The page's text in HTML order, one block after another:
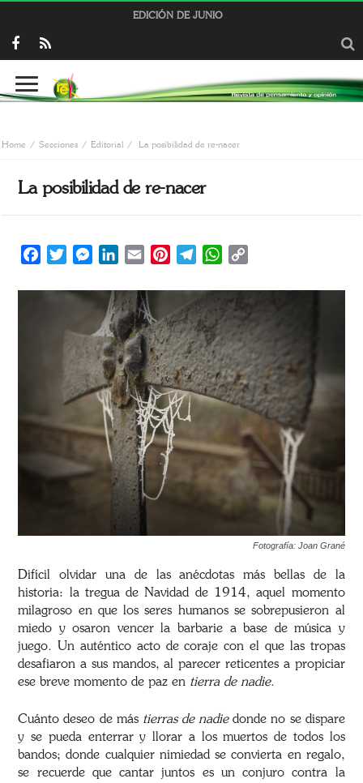
EDICIÓN DE JUNIO
Home Secciones Editorial La posibilidad de re-nacer
La posibilidad de re-nacer
FacebookTwitterMessengerLinkedIn
Email PinterestTelegramWhatsApp
Fotografía: Joan Grané
Difícil olvidar una de las anécdotas más bellas de la
historia: la tregua de Navidad de 1914, aquel momento
milagroso en que los seres humanos se sobrepusieron al
miedo y osaron vencer la barbarie a base de música y
juego. Un auténtico acto de coraje con el que las tropas
desafiaron a sus mandos, al parecer reticentes a propiciar
ese breve momento de paz en tierra de nadie.
Cuánto deseo de más tierras de nadiedonde no se dispare
y se pueda enterrar y llorar a los muertos de todos los
bandos; donde cualquier nimiedad se convierta en regalo,
se recuerde que cantar juntos es un conjuro contra la